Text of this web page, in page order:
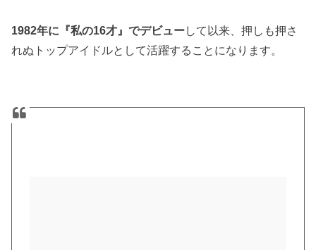
1982年に『私の16才』でデビューして以来、押しも押さ
れぬトップアイドルとして活躍することになります。